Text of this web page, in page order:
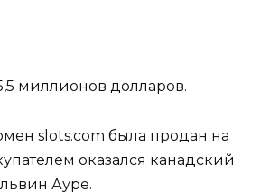
миллионов долларов.
slots.com была продан на
оказался канадский
Ауре.